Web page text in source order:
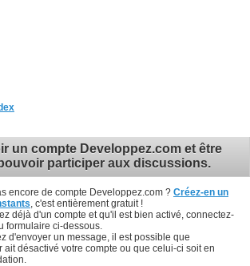
un compte Developpez.com et être
participer aux discussions.
encore de compte Developpez.com ? Créez-en un
, c'est entièrement gratuit !
déjà d'un compte et qu'il est bien activé, connectez-
formulaire ci-dessous.
d'envoyer un message, il est possible que
ait désactivé votre compte ou que celui-ci soit en